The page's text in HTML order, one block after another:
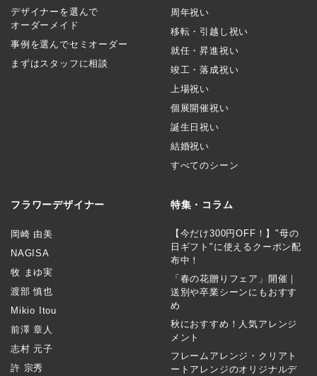
デザイナーを選んで
オーダーメイド
事例を選んでセミオーダー
まずはスタッフに相談
周年祝い
移転・引越し祝い
就任・昇進祝い
竣工・落成祝い
上場祝い
個展開催祝い
誕生日祝い
結婚祝い
すべてのシーン
フラワーデザイナー
岡崎 由美
NAGISA
牧 まゆ実
渡部 慎也
Mikio Itou
前澤 章人
志村 元子
許 宗秀
特集・コラム
【今だけ300円OFF！】"母の
日ギフト"に使えるクーポン配
布中！
「春の花贈りフェア」開催｜
送別や卒業シーンにもおすす
め
秋におすすめ！人気アレンジ
メント
フレームアレンジ・クリアト
ートアレンジのオリジナルデ